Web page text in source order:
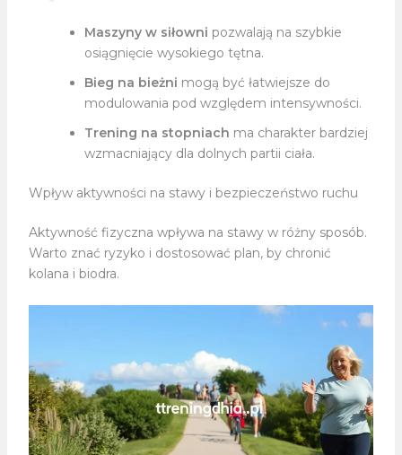
Maszyny w siłowni pozwalają na szybkie
osiągnięcie wysokiego tętna.
Bieg na bieżni mogą być łatwiejsze do
modulowania pod względem intensywności.
Trening na stopniach ma charakter bardziej
wzmacniający dla dolnych partii ciała.
Wpływ aktywności na stawy i bezpieczeństwo ruchu
Aktywność fizyczna wpływa na stawy w różny sposób.
Warto znać ryzyko i dostosować plan, by chronić
kolana i biodra.